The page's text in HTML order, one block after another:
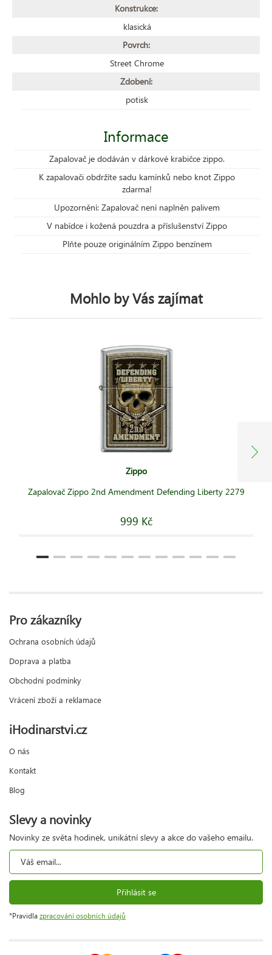
Konstrukce:
klasická
Povrch:
Street Chrome
Zdobení:
potisk
Informace
Zapalovač je dodáván v dárkové krabičce zippo.
K zapalovači obdržíte sadu kamínků nebo knot Zippo
zdarma!
Upozornění: Zapalovač není naplněn palivem
V nabídce i kožená pouzdra a příslušenství Zippo
Plňte pouze originálním Zippo benzínem
Mohlo by Vás zajímat
Zippo
Zapalovač Zippo 2nd Amendment Defending Liberty 2279
999 Kč
Pro zákazníky
Ochrana osobních údajů
Doprava a platba
Obchodní podmínky
Vrácení zboží a reklamace
iHodinarstvi.cz
O nás
Kontakt
Blog
Slevy a novinky
Novinky ze světa hodinek, unikátní slevy a akce do vašeho emailu.
Přihlásit se
*Pravidla zpracování osobních údajů